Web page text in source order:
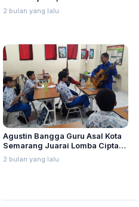
Semarang Luncurkan Lawang
Sewu Short Film Festival
2 bulan yang lalu
Agustin Bangga Guru Asal Kota
Semarang Juarai Lomba Cipta
Mars MTQ Nasional
2 bulan yang lalu